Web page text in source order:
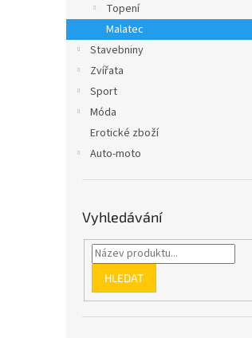
Topení
Malatec
Stavebniny
Zvířata
Sport
Móda
Erotické zboží
Auto-moto
Vyhledávání
HLEDAT